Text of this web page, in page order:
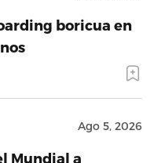
boricua en
Ago 5, 2026
Mundial a